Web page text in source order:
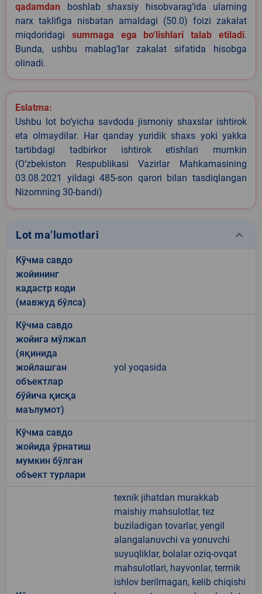
qadamdan boshlab shaxsiy hisobvarag‘ida ularning
narx taklifiga nisbatan amaldagi (50.0) foizi zakalat
miqdoridagi summaga ega bo‘lishlari talab etiladi.
Bunda, ushbu mablag‘lar zakalat sifatida hisobga
olinadi.
Eslatma:
Ushbu lot bo‘yicha savdoda jismoniy shaxslar ishtirok
eta olmaydilar. Har qanday yuridik shaxs yoki yakka
tartibdagi tadbirkor ishtirok etishlari mumkin
(O‘zbekiston Respublikasi Vazirlar Mahkamasining
03.08.2021 yildagi 485-son qarori bilan tasdiqlangan
Nizomning 30-bandi)
Lot ma’lumotlari keyboard_arrow_down
Кўчма савдо
жойининг
кадастр коди
(мавжуд бўлса)
Кўчма савдо
жойига мўлжал
(яқинида
жойлашган
объектлар
бўйича қисқа
маълумот)
yol yoqasida
Кўчма савдо
жойида ўрнатиш
мумкин бўлган
объект турлари
texnik jihatdan murakkab
maishiy mahsulotlar, tez
buziladigan tovarlar, yengil
alangalanuvchi va yonuvchi
suyuqliklar, bolalar oziq-ovqat
mahsulotlari, hayvonlar, termik
ishlov berilmagan, kelib chiqishi